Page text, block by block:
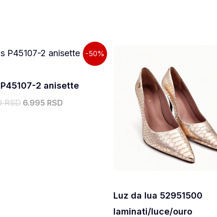
-50%
2 anisette
RSD
Originalna
cena
13.990,00 RSD.
6.995 RSD
Trenutna
cena
Luz da lua 52951500
laminati/luce/ouro
bila:
14.990,00 RSD.